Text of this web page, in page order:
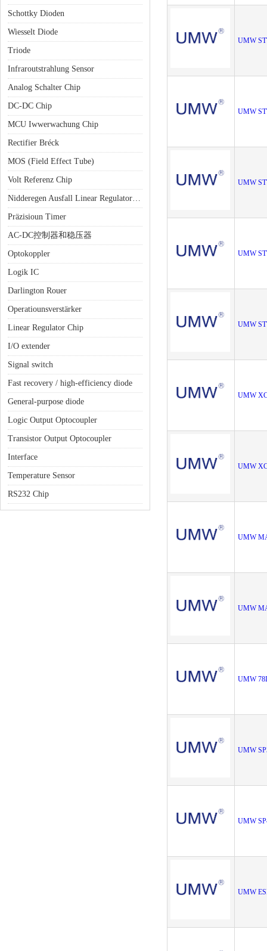
Schottky Dioden
Wiesselt Diode
Triode
Infraroutstrahlung Sensor
Analog Schalter Chip
DC-DC Chip
MCU Iwwerwachung Chip
Rectifier Bréck
MOS (Field Effect Tube)
Volt Referenz Chip
Nidderegen Ausfall Linear Regulator (LDO)
Präzisioun Timer
AC-DC控制器和稳压器
Optokoppler
Logik IC
Darlington Rouer
Operatiounsverstärker
Linear Regulator Chip
I/O extender
Signal switch
Fast recovery / high-efficiency diode
General-purpose diode
Logic Output Optocoupler
Transistor Output Optocoupler
Interface
Temperature Sensor
RS232 Chip
UMW
UMW
UMW
UMW
UMW
UMW
UMW
UMW
UMW
UMW
UMW
UMW
UMW